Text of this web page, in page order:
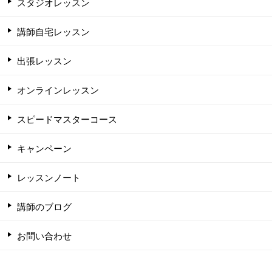
講師自宅レッスン
出張レッスン
オンラインレッスン
スピードマスターコース
キャンペーン
レッスンノート
講師のブログ
お問い合わせ